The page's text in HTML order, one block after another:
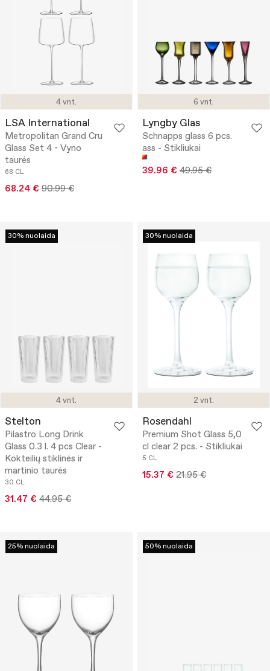
4 vnt.
LSA International
Metropolitan Grand Cru
Glass Set 4 - Vyno
taurės
68 CL
68.24 € 90.99 €
6 vnt.
Lyngby Glas
Schnapps glass 6 pcs.
ass - Stikliukai
39.96 € 49.95 €
4 vnt.
30% nuolaida
Stelton
Pilastro Long Drink
Glass 0.3 l. 4 pcs Clear -
Kokteilių stiklinės ir
martinio taurės
30 CL
31.47 € 44.95 €
2 vnt.
30% nuolaida
Rosendahl
Premium Shot Glass 5,0
cl clear 2 pcs. - Stikliukai
5 CL
15.37 € 21.95 €
25% nuolaida 50% nuolaida